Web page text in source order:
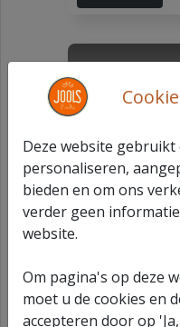
Deze website
personaliseren,
bieden en om ons
verder geen
website.
Om pagina's op deze
moet u de cookies en
accepteren door op
Polo
€ 55,01